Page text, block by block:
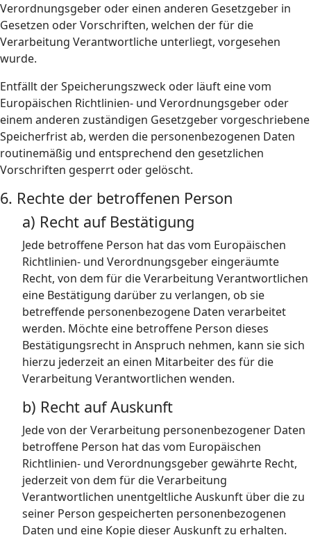
Verordnungsgeber oder einen anderen Gesetzgeber in
Gesetzen oder Vorschriften, welchen der für die
Verarbeitung Verantwortliche unterliegt, vorgesehen
wurde.
Entfällt der Speicherungszweck oder läuft eine vom
Europäischen Richtlinien- und Verordnungsgeber oder
einem anderen zuständigen Gesetzgeber vorgeschriebene
Speicherfrist ab, werden die personenbezogenen Daten
routinemäßig und entsprechend den gesetzlichen
Vorschriften gesperrt oder gelöscht.
6. Rechte der betroffenen Person
a) Recht auf Bestätigung
Jede betroffene Person hat das vom Europäischen
Richtlinien- und Verordnungsgeber eingeräumte
Recht, von dem für die Verarbeitung Verantwortlichen
eine Bestätigung darüber zu verlangen, ob sie
betreffende personenbezogene Daten verarbeitet
werden. Möchte eine betroffene Person dieses
Bestätigungsrecht in Anspruch nehmen, kann sie sich
hierzu jederzeit an einen Mitarbeiter des für die
Verarbeitung Verantwortlichen wenden.
b) Recht auf Auskunft
Jede von der Verarbeitung personenbezogener Daten
betroffene Person hat das vom Europäischen
Richtlinien- und Verordnungsgeber gewährte Recht,
jederzeit von dem für die Verarbeitung
Verantwortlichen unentgeltliche Auskunft über die zu
seiner Person gespeicherten personenbezogenen
Daten und eine Kopie dieser Auskunft zu erhalten.